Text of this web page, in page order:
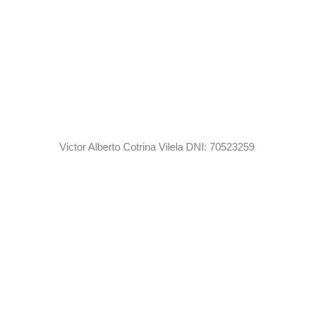
Victor Alberto Cotrina Vilela DNI: 70523259